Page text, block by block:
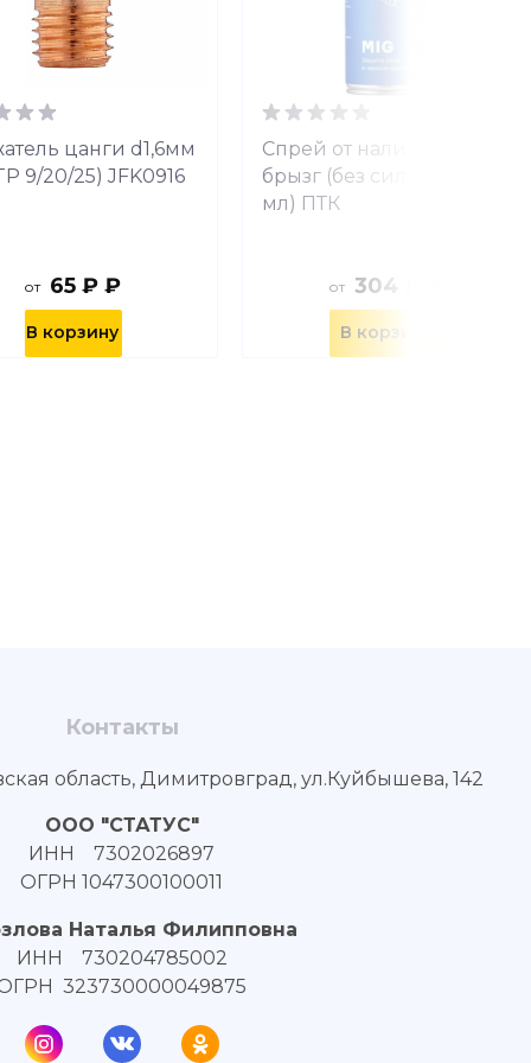
цанги d1,6мм
9/20/25) JFK0916
от 65 ₽ ₽
В корзину
Спрей от налипания
брызг (без силикона 520
мл) ПТК
от 304 ₽ ₽
В корзину
Контакты
область, Димитровград, ул.Куйбышева, 142
ООО "СТАТУС"
ИНН 7302026897
ОГРН 1047300100011
Наталья Филипповна
ИНН 730204785002
323730000049875